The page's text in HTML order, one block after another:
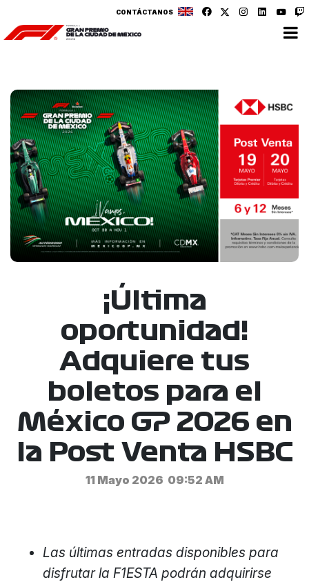
CONTÁCTANOS
¡Última
oportunidad!
Adquiere tus
boletos para el
México GP 2026 en
la Post Venta HSBC
11 Mayo 2026 09:52 AM
Las últimas entradas disponibles para
disfrutar la F1ESTA podrán adquirirse